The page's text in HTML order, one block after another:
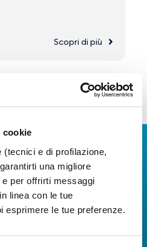
cookie
e di profilazione,
una migliore
per offrirti messaggi
linea con le tue
esprimere le tue preferenze.
Scopri di più
App
Internazionale di
sui voli, tutti i servizi e i
più coinvolgente e